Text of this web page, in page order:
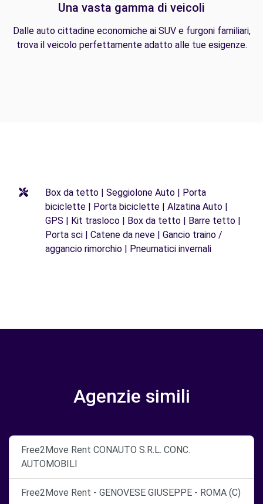
Una vasta gamma di veicoli
Dalle auto cittadine economiche ai SUV e furgoni familiari,
trova il veicolo perfettamente adatto alle tue esigenze.
Box da tetto | Seggiolone Auto | Porta
biciclette | Porta biciclette | Alzatina Auto |
GPS | Kit trasloco | Box da tetto | Barre tetto |
Porta sci | Catene da neve | Gancio traino /
aggancio rimorchio | Pneumatici invernali
Agenzie simili
Free2Move Rent CONAUTO S.R.L. CONC.
AUTOMOBILI
Free2Move Rent - GENOVESE GIUSEPPE - ROMA (C)